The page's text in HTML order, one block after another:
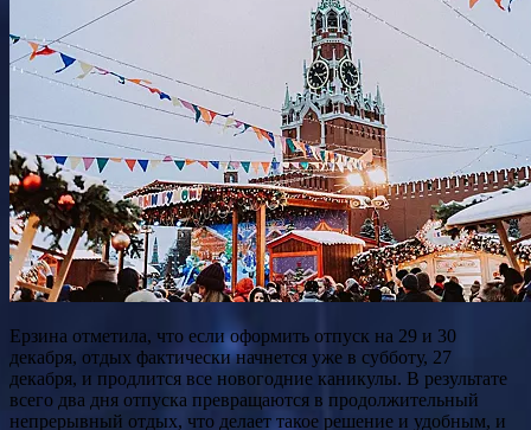
Ерзина отметила, что если оформить отпуск на 29 и 30
декабря, отдых фактически начнется уже в субботу, 27
декабря, и продлится все новогодние каникулы. В результате
всего два дня отпуска превращаются в продолжительный
непрерывный отдых, что делает такое решение и удобным, и